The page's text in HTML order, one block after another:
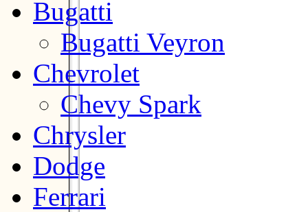
Bugatti
Bugatti Veyron
Chevrolet
Chevy Spark
Chrysler
Dodge
Ferrari